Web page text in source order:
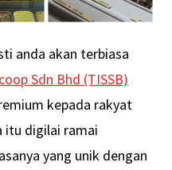
anda akan terbiasa
Sdn Bhd (TISSB)
kepada rakyat
itu digilai ramai
yang unik dengan